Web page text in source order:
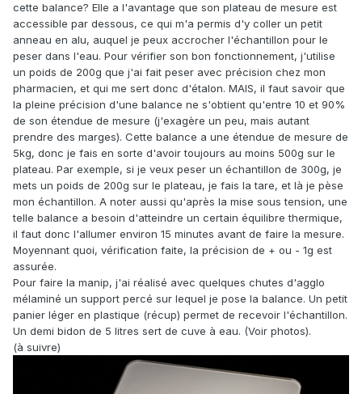
cette balance? Elle a l'avantage que son plateau de mesure est
accessible par dessous, ce qui m'a permis d'y coller un petit
anneau en alu, auquel je peux accrocher l'échantillon pour le
peser dans l'eau. Pour vérifier son bon fonctionnement, j'utilise
un poids de 200g que j'ai fait peser avec précision chez mon
pharmacien, et qui me sert donc d'étalon. MAIS, il faut savoir que
la pleine précision d'une balance ne s'obtient qu'entre 10 et 90%
de son étendue de mesure (j'exagère un peu, mais autant
prendre des marges). Cette balance a une étendue de mesure de
5kg, donc je fais en sorte d'avoir toujours au moins 500g sur le
plateau. Par exemple, si je veux peser un échantillon de 300g, je
mets un poids de 200g sur le plateau, je fais la tare, et là je pèse
mon échantillon. A noter aussi qu'après la mise sous tension, une
telle balance a besoin d'atteindre un certain équilibre thermique,
il faut donc l'allumer environ 15 minutes avant de faire la mesure.
Moyennant quoi, vérification faite, la précision de + ou - 1g est
assurée.
Pour faire la manip, j'ai réalisé avec quelques chutes d'agglo
mélaminé un support percé sur lequel je pose la balance. Un petit
panier léger en plastique (récup) permet de recevoir l'échantillon.
Un demi bidon de 5 litres sert de cuve à eau. (Voir photos).
(à suivre)